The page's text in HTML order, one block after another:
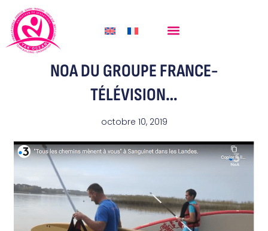
TOUS LES CHEMINS MÈNENT À
VOUS » DIFFUSÉE SUR LA CHAÎNE
NOA DU GROUPE FRANCE-
TÉLÉVISION…
octobre 10, 2019